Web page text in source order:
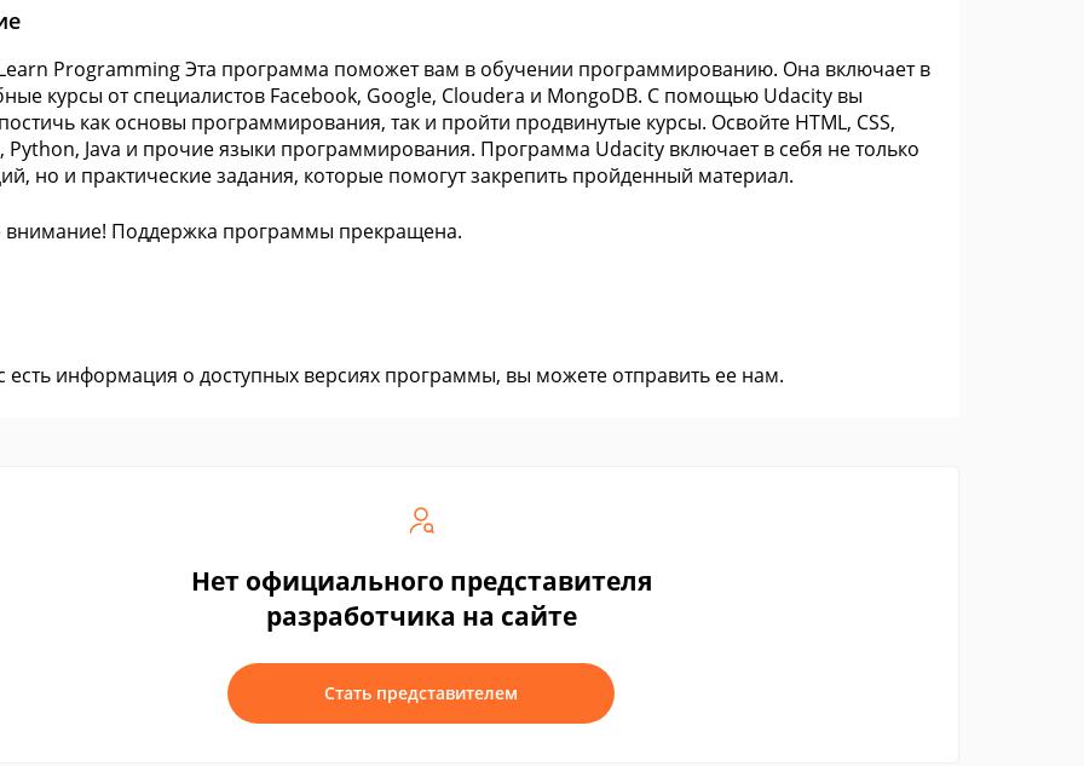
Programming Эта программа поможет вам в обучении программированию. Она включает в
курсы от специалистов Facebook, Google, Cloudera и MongoDB. С помощью Udacity вы
как основы программирования, так и пройти продвинутые курсы. Освойте HTML, CSS,
Python, Java и прочие языки программирования. Программа Udacity включает в себя не только
но и практические задания, которые помогут закрепить пройденный материал.
внимание! Поддержка программы прекращена.
есть информация о доступных версиях программы, вы можете отправить ее нам.
Нет официального представителя
разработчика на сайте
Стать представителем